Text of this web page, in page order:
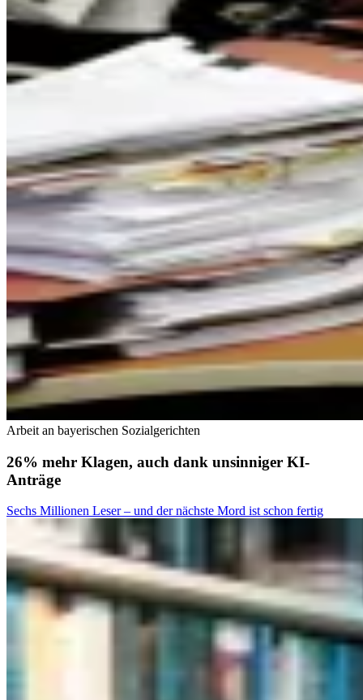
Arbeit an bayerischen Sozialgerichten
26% mehr Klagen, auch dank unsinniger KI-
Anträge
Sechs Millionen Leser – und der nächste Mord ist schon fertig